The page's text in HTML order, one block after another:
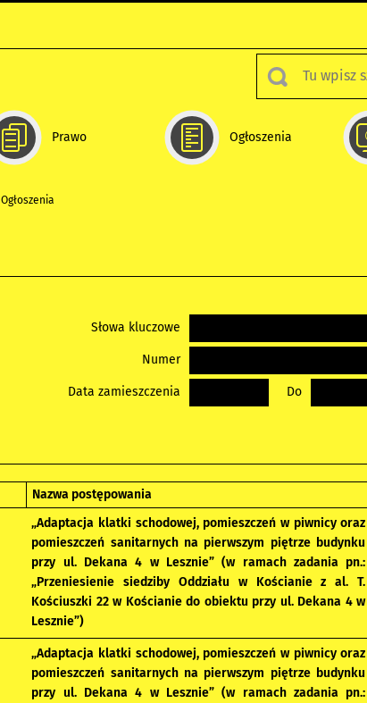
Prawo Ogłoszenia
Ogłoszenia
Słowa kluczowe
Numer
Data zamieszczenia Do
Nazwa postępowania
„Adaptacja klatki schodowej, pomieszczeń w piwnicy oraz
pomieszczeń sanitarnych na pierwszym piętrze budynku
przy ul. Dekana 4 w Lesznie” (w ramach zadania pn.:
„Przeniesienie siedziby Oddziału w Kościanie z al. T.
Kościuszki 22 w Kościanie do obiektu przy ul. Dekana 4 w
Lesznie”)
„Adaptacja klatki schodowej, pomieszczeń w piwnicy oraz
pomieszczeń sanitarnych na pierwszym piętrze budynku
przy ul. Dekana 4 w Lesznie” (w ramach zadania pn.: